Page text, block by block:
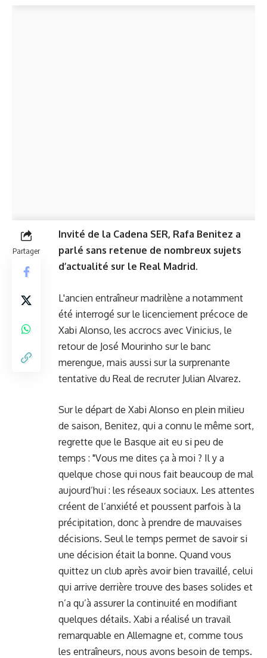
Partager
Invité de la Cadena SER, Rafa Benitez a
parlé sans retenue de nombreux sujets
d’actualité sur le Real Madrid.
L'ancien entraîneur madrilène a notamment
été interrogé sur le licenciement précoce de
Xabi Alonso, les accrocs avec Vinicius, le
retour de José Mourinho sur le banc
merengue, mais aussi sur la surprenante
tentative du Real de recruter Julian Alvarez.
Sur le départ de Xabi Alonso en plein milieu
de saison, Benitez, qui a connu le même sort,
regrette que le Basque ait eu si peu de
temps : "Vous me dites ça à moi ? Il y a
quelque chose qui nous fait beaucoup de mal
aujourd’hui : les réseaux sociaux. Les attentes
créent de l’anxiété et poussent parfois à la
précipitation, donc à prendre de mauvaises
décisions. Seul le temps permet de savoir si
une décision était la bonne. Quand vous
quittez un club après avoir bien travaillé, celui
qui arrive derrière trouve des bases solides et
n’a qu’à assurer la continuité en modifiant
quelques détails. Xabi a réalisé un travail
remarquable en Allemagne et, comme tous
les entraîneurs, nous avons besoin de temps.